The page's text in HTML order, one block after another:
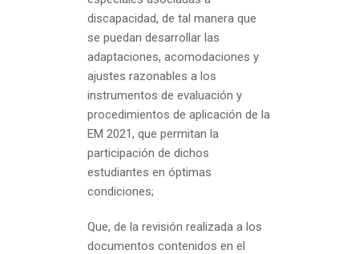
discapacidad, de tal manera que
se puedan desarrollar las
adaptaciones, acomodaciones y
ajustes razonables a los
instrumentos de evaluación y
procedimientos de aplicación de la
EM 2021, que permitan la
participación de dichos
estudiantes en óptimas
condiciones;
Que, de la revisión realizada a los
documentos contenidos en el